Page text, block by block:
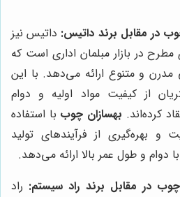
در مقابل برند داتیس: داتیس نیز
در بازار مبلمان اداری است که
و متنوع ارائه می‌دهد. با این
از کیفیت مواد اولیه و دوام
کرده‌اند. بهسازان چوب با استفاده
و بهره‌گیری از فرآیندهای تولید
دوام و طول عمر بالا ارائه می‌دهد.
چوب در مقابل برند راد سیستم: راد